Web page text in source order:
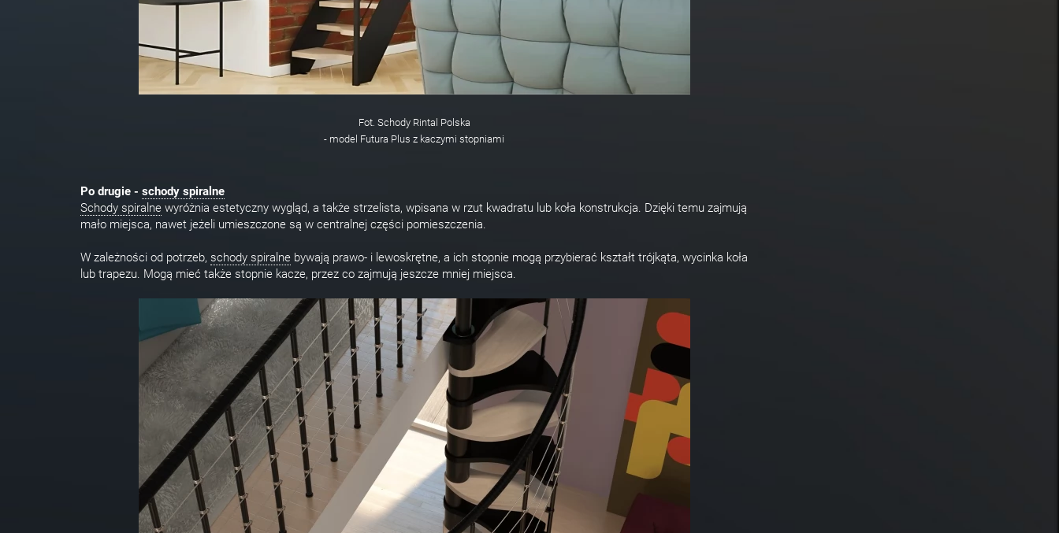
Fot. Schody Rintal Polska
- model Futura Plus z kaczymi stopniami
Po drugie - schody spiralne
Schody spiralne wyróżnia estetyczny wygląd, a także strzelista, wpisana w rzut kwadratu lub koła konstrukcja. Dzięki temu zajmują
mało miejsca, nawet jeżeli umieszczone są w centralnej części pomieszczenia.
W zależności od potrzeb, schody spiralne bywają prawo- i lewoskrętne, a ich stopnie mogą przybierać kształt trójkąta, wycinka koła
lub trapezu. Mogą mieć także stopnie kacze, przez co zajmują jeszcze mniej miejsca.